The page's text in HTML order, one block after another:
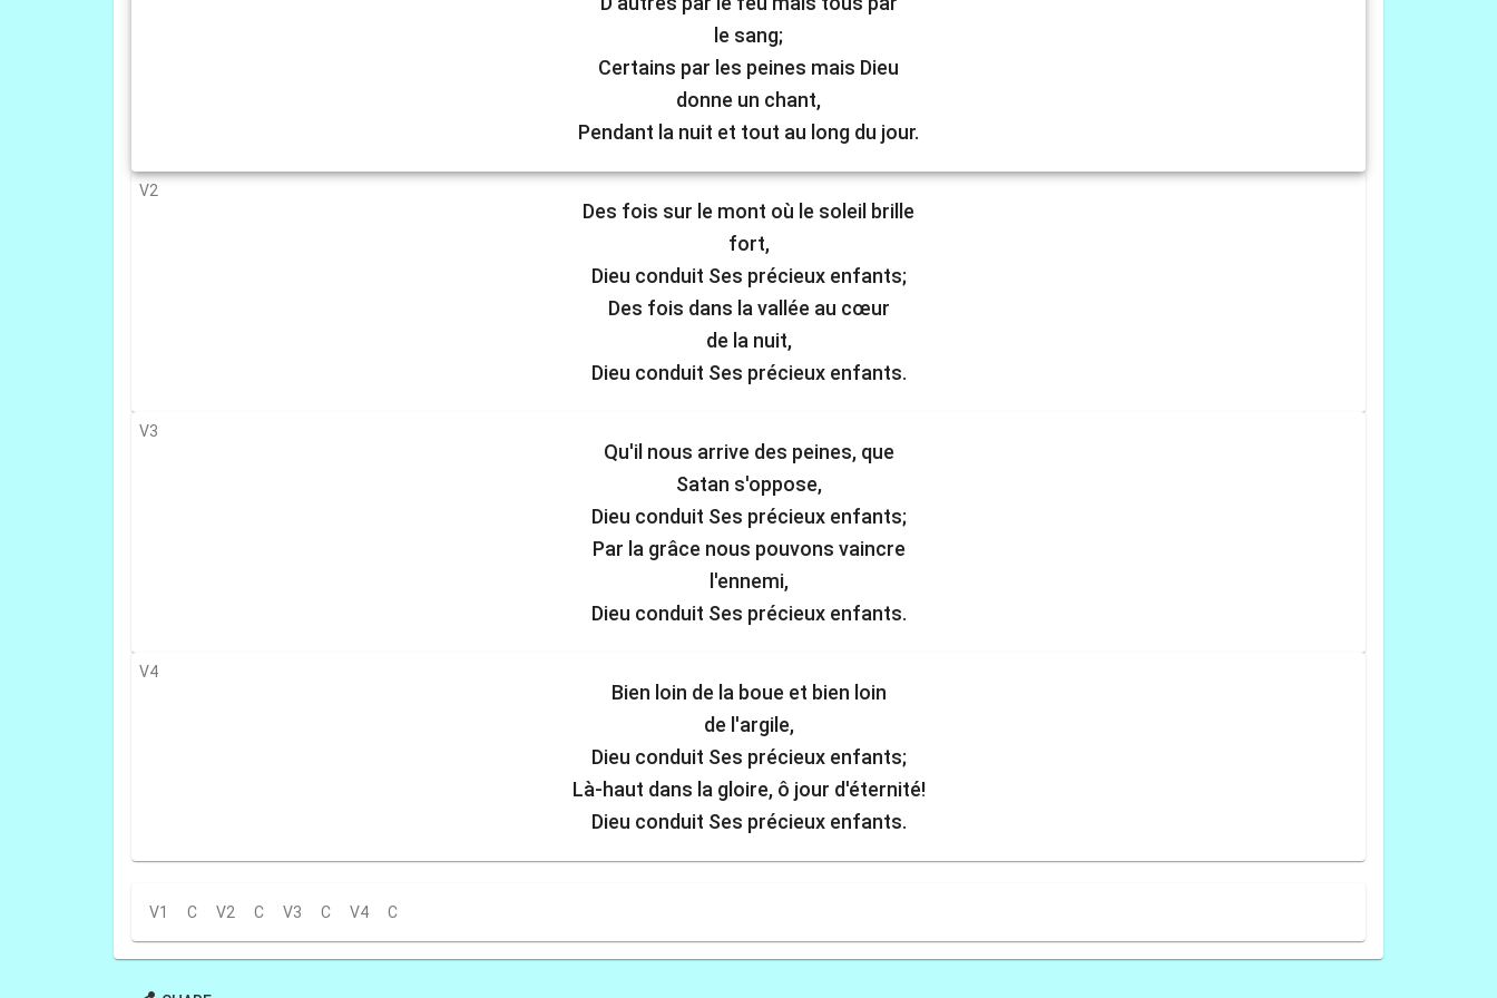
le sang;
Certains par les peines mais Dieu
donne un chant,
Pendant la nuit et tout au long du jour.
V2
Des fois sur le mont où le soleil brille
fort,
Dieu conduit Ses précieux enfants;
Des fois dans la vallée au cœur
de la nuit,
Dieu conduit Ses précieux enfants.
V3
Qu'il nous arrive des peines, que
Satan s'oppose,
Dieu conduit Ses précieux enfants;
Par la grâce nous pouvons vaincre
l'ennemi,
Dieu conduit Ses précieux enfants.
V4
Bien loin de la boue et bien loin
de l'argile,
Dieu conduit Ses précieux enfants;
Là-haut dans la gloire, ô jour d'éternité!
Dieu conduit Ses précieux enfants.
V1 C V2 C V3 C V4 C